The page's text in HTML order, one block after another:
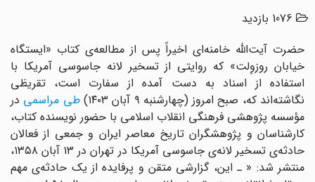
1076 بازدید
حضرت آیت‌الله خامنه‌ای اخیراً پس از مطالعه‌ی کتاب «ایستگاه
خیابان روزوِلت» که روایتی از تسخیر لانه جاسوسی آمریکا با
استفاده از اسناد به دست آمده از سفارت است، تقریظی
نگاشته‌اند که، صبح امروز (چهارشنبه ۹ آبان ۱۴۰۳)
طی مراسمی در
مؤسسه پژوهشی فرهنگی انقلاب اسلامی با حضور نویسنده کتاب،
کارشناسان و پژوهشگران تاریخ معاصر ایران و جمعی از فعالان
حادثه‌ی تسخیر لانه‌ی جاسوسی آمریکا در تهران در ۱۳ آبان ۱۳۵۸،
منتشر شد: « ـ این، گزارشی متقن و پرفایده از یک حادثه‌ی مهم